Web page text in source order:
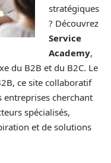
stratégiques
? Découvrez
Service
Academy,
du B2B et du B2C. Le
ce site collaboratif
entreprises cherchant
spécialisés,
et de solutions